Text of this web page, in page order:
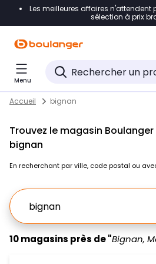
Accéder directement à la
Accéder directement au pied de
Accéder directement au chatbot
Les meilleures affaires n'attendent
sélection à prix
Menu
Skip to content
Return to Nav
Accueil bignan
Trouvez le magasin
bignan
En recherchant par ville, code postal ou
Ville, Region, Code postal ou
10 magasins près de "Bignan,